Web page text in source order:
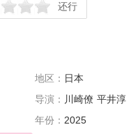
还行
地区： 日本
导演： 川崎僚 平井淳
史
年份： 2025